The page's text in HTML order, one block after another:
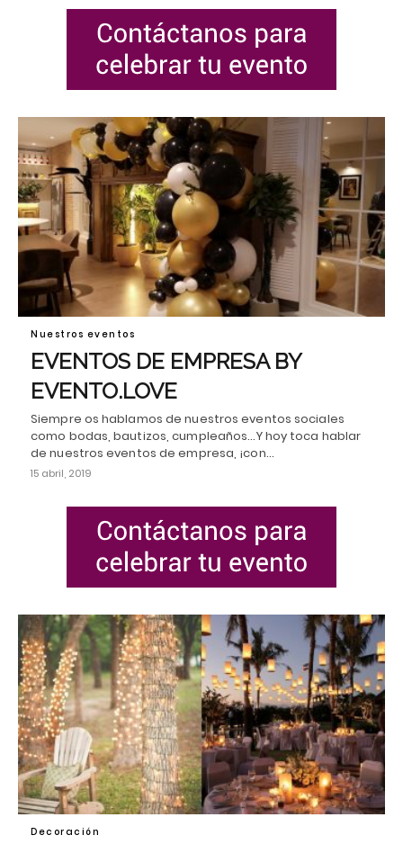
Nuestros eventos
EVENTOS DE EMPRESA BY
EVENTO.LOVE
Siempre os hablamos de nuestros eventos sociales
como bodas, bautizos, cumpleaños...Y hoy toca hablar
de nuestros eventos de empresa, ¡con…
15 abril, 2019
Decoración